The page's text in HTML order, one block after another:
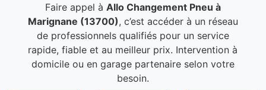
Faire appel à Allo Changement Pneu à
Marignane (13700), c’est accéder à un réseau
de professionnels qualifiés pour un service
rapide, fiable et au meilleur prix. Intervention à
domicile ou en garage partenaire selon votre
besoin.